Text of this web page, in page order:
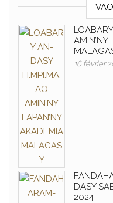
AMIN’NY
16 février
DASY
2024